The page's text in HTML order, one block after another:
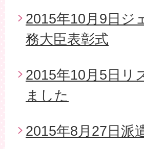
2015年10月9日ジ
務大臣表彰式
2015年10月5日リ
ました
2015年8月27日派